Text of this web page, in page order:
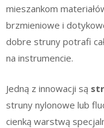
mieszankom
brzmieniowe i
dobre struny potrafi
na instrumencie.
Jedną z innowacji są
struny nylonowe lub
cienką warstwą